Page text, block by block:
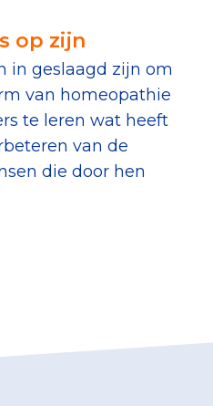
op zijn
in geslaagd zijn om
van homeopathie
te leren wat heeft
van de
die door hen